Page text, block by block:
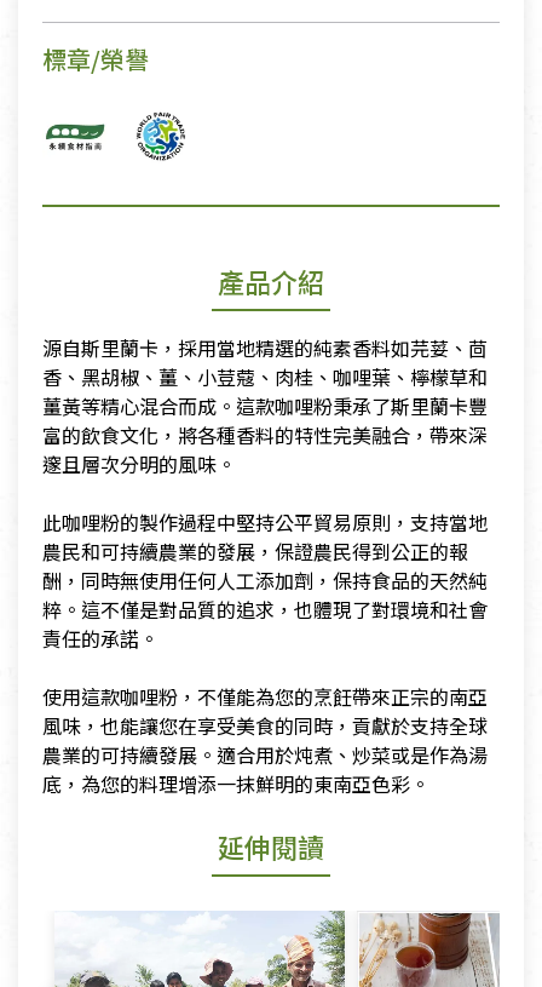
標章/榮譽
產品介紹
源自斯里蘭卡，採用當地精選的純素香料如芫荽、茴
香、黑胡椒、薑、小荳蔻、肉桂、咖哩葉、檸檬草和
薑黃等精心混合而成。這款咖哩粉秉承了斯里蘭卡豐
富的飲食文化，將各種香料的特性完美融合，帶來深
邃且層次分明的風味。
​此咖哩粉的製作過程中堅持公平貿易原則，支持當地
農民和可持續農業的發展，保證農民得到公正的報
酬，同時無使用任何人工添加劑，保持食品的天然純
粹。這不僅是對品質的追求，也體現了對環境和社會
責任的承諾。
​使用這款咖哩粉，不僅能為您的烹飪帶來正宗的南亞
風味，也能讓您在享受美食的同時，貢獻於支持全球
農業的可持續發展。適合用於炖煮、炒菜或是作為湯
底，為您的料理增添一抹鮮明的東南亞色彩。
延伸閱讀